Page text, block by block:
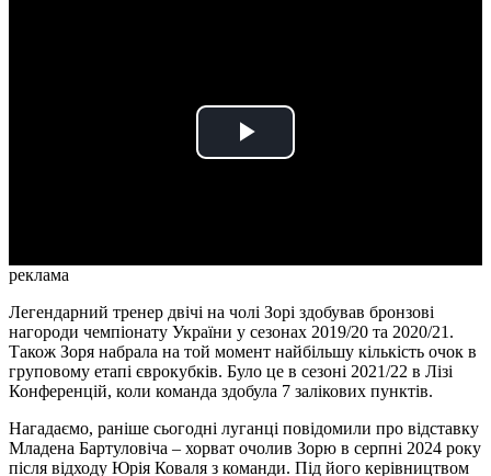
Play
реклама
Легендарний тренер двічі на чолі Зорі здобував бронзові
нагороди чемпіонату України у сезонах 2019/20 та 2020/21.
Також Зоря набрала на той момент найбільшу кількість очок в
груповому етапі єврокубків. Було це в сезоні 2021/22 в Лізі
Конференцій, коли команда здобула 7 залікових пунктів.
Нагадаємо, раніше сьогодні луганці повідомили про відставку
Младена Бартуловіча – хорват очолив Зорю в серпні 2024 року
після відходу Юрія Коваля з команди. Під його керівництвом